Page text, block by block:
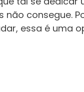
não consegue.
essa é uma